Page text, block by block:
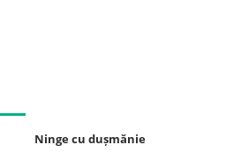
Ninge cu dușmănie